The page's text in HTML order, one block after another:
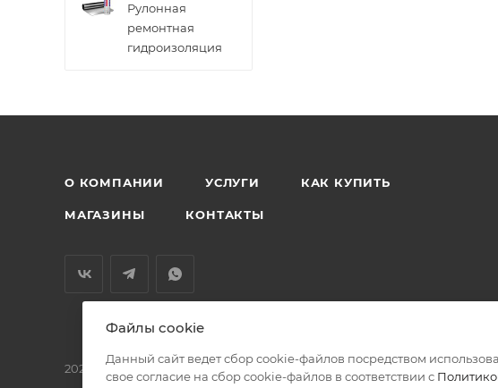
Рулонная
ремонтная
гидроизоляция
О КОМПАНИИ УСЛУГИ КАК КУПИТЬ
МАГАЗИНЫ КОНТАКТЫ
2026 © БМС - Магазин строительных и отделочных материалов
Файлы cookie
Данный сайт ведет сбор cookie-файлов посредством
свое согласие на сбор cookie-файлов в соответствии с